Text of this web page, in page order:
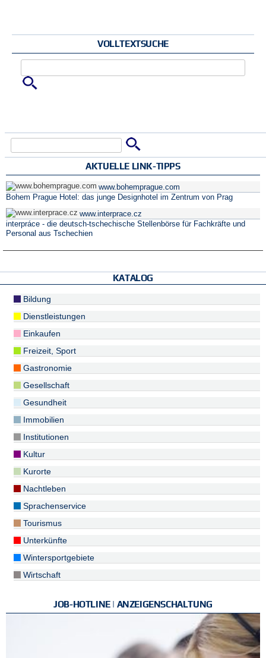
VOLLTEXTSUCHE
AKTUELLE LINK-TIPPS
www.bohemprague.com
Bohem Prague Hotel: das junge Designhotel im Zentrum von Prag
www.interprace.cz
interpráce - die deutsch-tschechische Stellenbörse für Fachkräfte und
Personal aus Tschechien
KATALOG
Bildung
Dienstleistungen
Einkaufen
Freizeit, Sport
Gastronomie
Gesellschaft
Gesundheit
Immobilien
Institutionen
Kultur
Kurorte
Nachtleben
Sprachenservice
Tourismus
Unterkünfte
Wintersportgebiete
Wirtschaft
JOB-HOTLINE | ANZEIGENSCHALTUNG